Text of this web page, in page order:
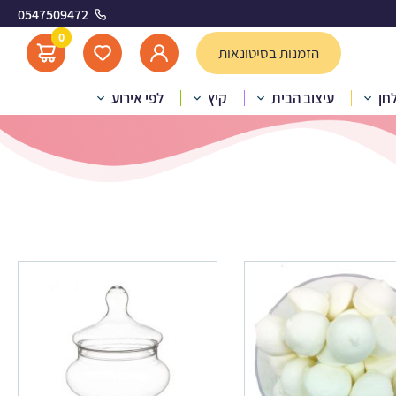
0547509472
הזמנות בסיטונאות
0
עיצוב הבית קיץ לפי אירוע